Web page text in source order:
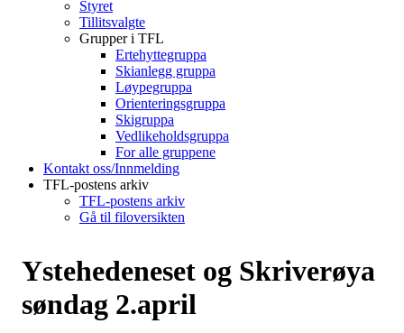
Styret
Tillitsvalgte
Grupper i TFL
Ertehyttegruppa
Skianlegg gruppa
Løypegruppa
Orienteringsgruppa
Skigruppa
Vedlikeholdsgruppa
For alle gruppene
Kontakt oss/Innmelding
TFL-postens arkiv
TFL-postens arkiv
Gå til filoversikten
Ystehedeneset og Skriverøya
søndag 2.april